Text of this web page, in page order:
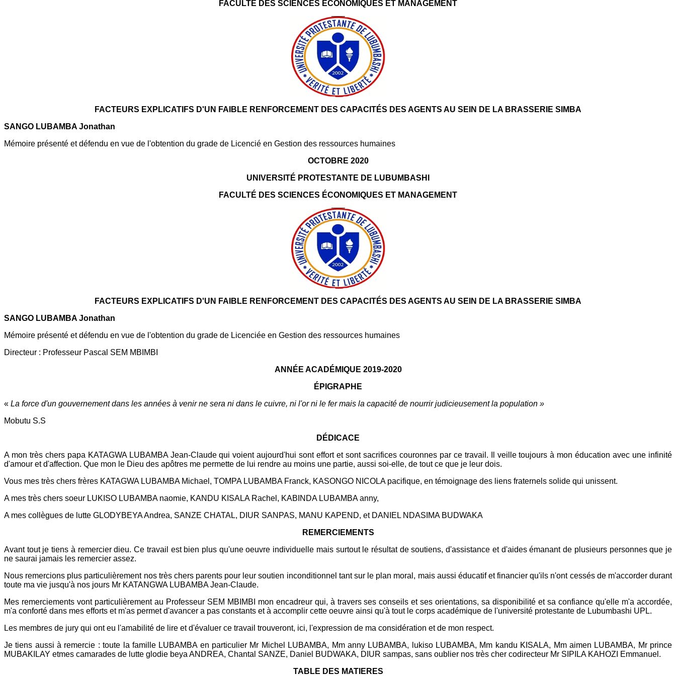
FACULTÉ DES SCIENCES ÉCONOMIQUES ET MANAGEMENT
FACTEURS EXPLICATIFS D'UN FAIBLE RENFORCEMENT DES CAPACITÉS DES AGENTS AU SEIN DE LA BRASSERIE SIMBA
SANGO LUBAMBA Jonathan
Mémoire présenté et défendu en vue de l'obtention du grade de Licencié en Gestion des ressources humaines
OCTOBRE 2020
UNIVERSITÉ PROTESTANTE DE LUBUMBASHI
FACULTÉ DES SCIENCES ÉCONOMIQUES ET MANAGEMENT
FACTEURS EXPLICATIFS D'UN FAIBLE RENFORCEMENT DES CAPACITÉS DES AGENTS AU SEIN DE LA BRASSERIE SIMBA
SANGO LUBAMBA Jonathan
Mémoire présenté et défendu en vue de l'obtention du grade de Licenciée en Gestion des ressources humaines
Directeur : Professeur Pascal SEM MBIMBI
ANNÉE ACADÉMIQUE 2019-2020
ÉPIGRAPHE
« La force d'un gouvernement dans les années à venir ne sera ni dans le cuivre, ni l'or ni le fer mais la capacité de nourrir judicieusement la population »
Mobutu S.S
DÉDICACE
A mon très chers papa KATAGWA LUBAMBA Jean-Claude qui voient aujourd'hui sont effort et sont sacrifices couronnes par ce travail. Il veille toujours à mon éducation avec une infinité
d'amour et d'affection. Que mon le Dieu des apôtres me permette de lui rendre au moins une partie, aussi soi-elle, de tout ce que je leur dois.
Vous mes très chers frères KATAGWA LUBAMBA Michael, TOMPA LUBAMBA Franck, KASONGO NICOLA pacifique, en témoignage des liens fraternels solide qui unissent.
A mes très chers soeur LUKISO LUBAMBA naomie, KANDU KISALA Rachel, KABINDA LUBAMBA anny,
A mes collègues de lutte GLODYBEYA Andrea, SANZE CHATAL, DIUR SANPAS, MANU KAPEND, et DANIEL NDASIMA BUDWAKA
REMERCIEMENTS
Avant tout je tiens à remercier dieu. Ce travail est bien plus qu'une oeuvre individuelle mais surtout le résultat de soutiens, d'assistance et d'aides émanant de plusieurs personnes que je
ne saurai jamais les remercier assez.
Nous remercions plus particulièrement nos très chers parents pour leur soutien inconditionnel tant sur le plan moral, mais aussi éducatif et financier qu'ils n'ont cessés de m'accorder durant
toute ma vie jusqu'à nos jours Mr KATANGWA LUBAMBA Jean-Claude.
Mes remerciements vont particulièrement au Professeur SEM MBIMBI mon encadreur qui, à travers ses conseils et ses orientations, sa disponibilité et sa confiance qu'elle m'a accordée,
m'a conforté dans mes efforts et m'as permet d'avancer a pas constants et à accomplir cette oeuvre ainsi qu'à tout le corps académique de l'université protestante de Lubumbashi UPL.
Les membres de jury qui ont eu l'amabilité de lire et d'évaluer ce travail trouveront, ici, l'expression de ma considération et de mon respect.
Je tiens aussi à remercie : toute la famille LUBAMBA en particulier Mr Michel LUBAMBA, Mm anny LUBAMBA, lukiso LUBAMBA, Mm kandu KISALA, Mm aimen LUBAMBA, Mr prince
MUBAKILAY etmes camarades de lutte glodie beya ANDREA, Chantal SANZE, Daniel BUDWAKA, DIUR sampas, sans oublier nos très cher codirecteur Mr SIPILA KAHOZI Emmanuel.
TABLE DES MATIERES